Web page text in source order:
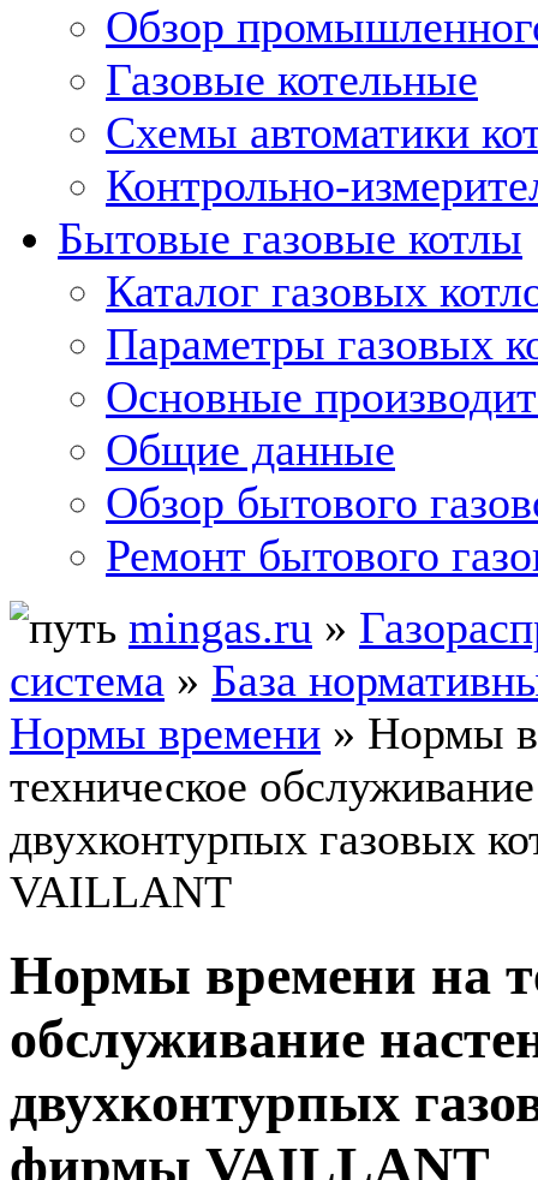
Обзор
Газовые котельные
Схемы автоматики
Контрольно-
Бытовые газовые котлы
Каталог газовых
Параметры газовых
Основные
Общие данные
Обзор бытового
Ремонт бытового
mingas.ru »
система » База
Нормы времени » Нормы
техническое
двухконтурпых газовых
VAILLANT
Нормы времени на
обслуживание
двухконтурпых
фирмы VAILLANT